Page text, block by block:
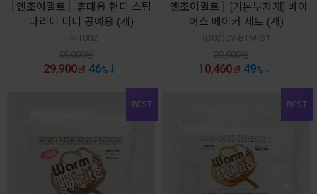
엔조이퀼트
휴대용 핸디 스팀
다리미 미니 공예용 (개)
TV-T002
55,000원
29,900원 46%
엔조이퀼트
[기본부자재] 바이
어스 메이커 세트 (개)
(D02)CY-BTM-S1
20,500원
10,460원 49%